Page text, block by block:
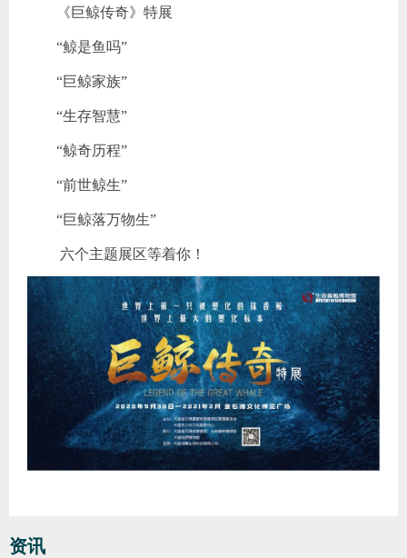
《巨鲸传奇》特展
“鲸是鱼吗”
“巨鲸家族”
“生存智慧”
“鲸奇历程”
“前世鲸生”
“巨鲸落万物生”
六个主题展区等着你！
资讯